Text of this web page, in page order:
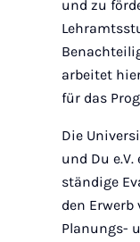
und zu
arbeitet
für das
Die
und Du
ständige
den
Planungs-